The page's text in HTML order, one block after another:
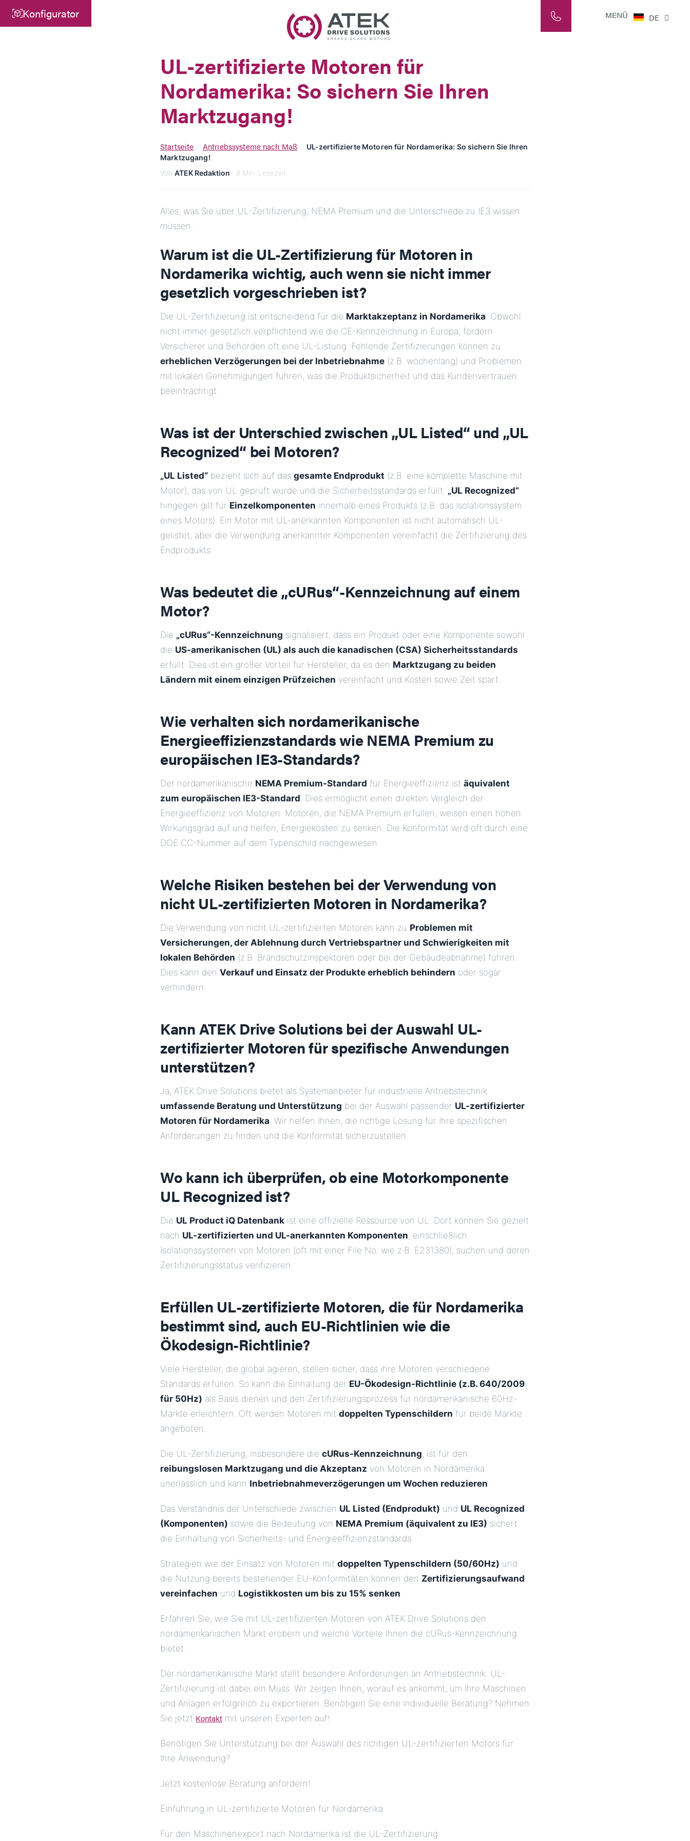
Firmenname
E-Mail
Konfigurator MENÜ DE
IT
UL-zertifizierte Motoren für
Nordamerika: So sichern Sie Ihren
Marktzugang!
Startseite Antriebssysteme nach Maß
UL-zertifizierte Motoren für Nordamerika: So sichern Sie Ihren
Marktzugang!
Von ATEK Redaktion · 8 Min. Lesezeit
Alles, was Sie über UL-Zertifizierung, NEMA Premium und die Unterschiede zu IE3 wissen
müssen.
Warum ist die UL-Zertifizierung für Motoren in
Nordamerika wichtig, auch wenn sie nicht immer
gesetzlich vorgeschrieben ist?
Die UL-Zertifizierung ist entscheidend für die Marktakzeptanz in Nordamerika. Obwohl
nicht immer gesetzlich verpflichtend wie die CE-Kennzeichnung in Europa, fordern
Versicherer und Behörden oft eine UL-Listung. Fehlende Zertifizierungen können zu
erheblichen Verzögerungen bei der Inbetriebnahme (z.B. wochenlang) und Problemen
mit lokalen Genehmigungen führen, was die Produktsicherheit und das Kundenvertrauen
beeinträchtigt.
Was ist der Unterschied zwischen „UL Listed“ und „UL
Recognized“ bei Motoren?
„UL Listed“ bezieht sich auf das gesamte Endprodukt (z.B. eine komplette Maschine mit
Motor), das von UL geprüft wurde und die Sicherheitsstandards erfüllt. „UL Recognized“
hingegen gilt für Einzelkomponenten innerhalb eines Produkts (z.B. das Isolationssystem
eines Motors). Ein Motor mit UL-anerkannten Komponenten ist nicht automatisch UL-
gelistet, aber die Verwendung anerkannter Komponenten vereinfacht die Zertifizierung des
Endprodukts.
Was bedeutet die „cURus“-Kennzeichnung auf einem
Motor?
Die „cURus“-Kennzeichnung signalisiert, dass ein Produkt oder eine Komponente sowohl
die US-amerikanischen (UL) als auch die kanadischen (CSA) Sicherheitsstandards
erfüllt. Dies ist ein großer Vorteil für Hersteller, da es den Marktzugang zu beiden
Ländern mit einem einzigen Prüfzeichen vereinfacht und Kosten sowie Zeit spart.
Wie verhalten sich nordamerikanische
Energieeffizienzstandards wie NEMA Premium zu
europäischen IE3-Standards?
Der nordamerikanische NEMA Premium-Standard für Energieeffizienz ist äquivalent
zum europäischen IE3-Standard. Dies ermöglicht einen direkten Vergleich der
Energieeffizienz von Motoren. Motoren, die NEMA Premium erfüllen, weisen einen hohen
Wirkungsgrad auf und helfen, Energiekosten zu senken. Die Konformität wird oft durch eine
DOE CC-Nummer auf dem Typenschild nachgewiesen.
Welche Risiken bestehen bei der Verwendung von
nicht UL-zertifizierten Motoren in Nordamerika?
Die Verwendung von nicht UL-zertifizierten Motoren kann zu Problemen mit
Versicherungen, der Ablehnung durch Vertriebspartner und Schwierigkeiten mit
lokalen Behörden (z.B. Brandschutzinspektoren oder bei der Gebäudeabnahme) führen.
Dies kann den Verkauf und Einsatz der Produkte erheblich behindern oder sogar
verhindern.
Kann ATEK Drive Solutions bei der Auswahl UL-
zertifizierter Motoren für spezifische Anwendungen
unterstützen?
Ja, ATEK Drive Solutions bietet als Systemanbieter für industrielle Antriebstechnik
umfassende Beratung und Unterstützung bei der Auswahl passender UL-zertifizierter
Motoren für Nordamerika. Wir helfen Ihnen, die richtige Lösung für Ihre spezifischen
Anforderungen zu finden und die Konformität sicherzustellen.
Wo kann ich überprüfen, ob eine Motorkomponente
UL Recognized ist?
Die UL Product iQ Datenbank ist eine offizielle Ressource von UL. Dort können Sie gezielt
nach UL-zertifizierten und UL-anerkannten Komponenten, einschließlich
Isolationssystemen von Motoren (oft mit einer File No. wie z.B. E231380), suchen und deren
Zertifizierungsstatus verifizieren.
Erfüllen UL-zertifizierte Motoren, die für Nordamerika
bestimmt sind, auch EU-Richtlinien wie die
Ökodesign-Richtlinie?
Viele Hersteller, die global agieren, stellen sicher, dass ihre Motoren verschiedene
Standards erfüllen. So kann die Einhaltung der EU-Ökodesign-Richtlinie (z.B. 640/2009
für 50Hz) als Basis dienen und den Zertifizierungsprozess für nordamerikanische 60Hz-
Märkte erleichtern. Oft werden Motoren mit doppelten Typenschildern für beide Märkte
angeboten.
Die UL-Zertifizierung, insbesondere die cURus-Kennzeichnung, ist für den
reibungslosen Marktzugang und die Akzeptanz von Motoren in Nordamerika
unerlässlich und kann Inbetriebnahmeverzögerungen um Wochen reduzieren.
Das Verständnis der Unterschiede zwischen UL Listed (Endprodukt) und UL Recognized
(Komponenten) sowie die Bedeutung von NEMA Premium (äquivalent zu IE3) sichert
die Einhaltung von Sicherheits- und Energieeffizienzstandards.
Strategien wie der Einsatz von Motoren mit doppelten Typenschildern (50/60Hz) und
die Nutzung bereits bestehender EU-Konformitäten können den Zertifizierungsaufwand
vereinfachen und Logistikkosten um bis zu 15% senken.
Erfahren Sie, wie Sie mit UL-zertifizierten Motoren von ATEK Drive Solutions den
nordamerikanischen Markt erobern und welche Vorteile Ihnen die cURus-Kennzeichnung
bietet.
Der nordamerikanische Markt stellt besondere Anforderungen an Antriebstechnik. UL-
Zertifizierung ist dabei ein Muss. Wir zeigen Ihnen, worauf es ankommt, um Ihre Maschinen
und Anlagen erfolgreich zu exportieren. Benötigen Sie eine individuelle Beratung? Nehmen
Sie jetzt Kontakt mit unseren Experten auf!
Benötigen Sie Unterstützung bei der Auswahl des richtigen UL-zertifizierten Motors für
Ihre Anwendung?
Jetzt kostenlose Beratung anfordern!
Einführung in UL-zertifizierte Motoren für Nordamerika
Für den Maschinenexport nach Nordamerika ist die UL-Zertifizierung